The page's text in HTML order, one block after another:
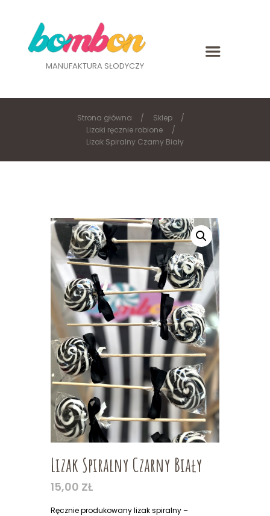
MANUFAKTURA SŁODYCZY
Strona główna
Sklep
Lizaki ręcznie robione
Lizak Spiralny Czarny Biały
Lizak Spiralny Czarny Biały
15,00 ZŁ
Ręcznie produkowany lizak spiralny –